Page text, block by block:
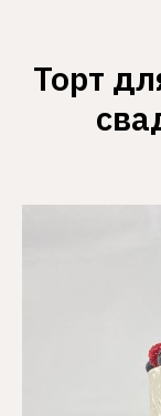
Торт